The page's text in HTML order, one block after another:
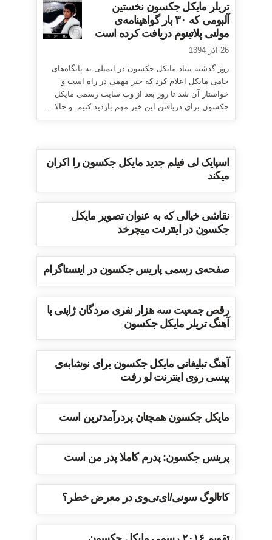
تریلر مایکل جکسون نخستین
آلبومی که ۳۰ بار گواهینامه‌ی
مولتی پلاتینوم دریافت کرده است
26 آذر 1394
روز گذشته بنیاد مایکل جکسون در ایمیلی به پایگاه‌های
حامی مایکل اعلام کرد که خبر مهمی در راه است و
خواستار آن شد تا روز بعد از وب سایت رسمی مایکل
جکسون برای دریافتن این خبر مهم بازدید کنیم. و حالا...
اسپایک لی فیلم جدید مایکل جکسون را اکران
میکند
نقاشی خیالی که به عنوان تصویر مایکل
جکسون در اینترنت میچرخد
صفحه‌ی رسمی پاریس جکسون در اینستاگرام
رقص جمعیت سه هزار نفری مردگان ژاپنی با
آهنگ تریلر مایکل جکسون
آهنگ تبلیغاتی مایکل جکسون برای نوشابه‌ی
پپسی روی اینترنت لو رفت
مایکل جکسون همچنان پردرآمدترین است
پرینس جکسون: پدرم کاملا پدر من است
کاتالوگ سونی/ای‌تی‌وی در معرض خطر؟